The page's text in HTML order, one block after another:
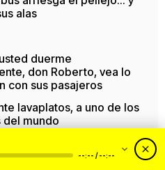
alas
duerme
don Roberto, vea lo
con sus pasajeros
lavaplatos, a uno de los
del mundo
--:-- / --:--